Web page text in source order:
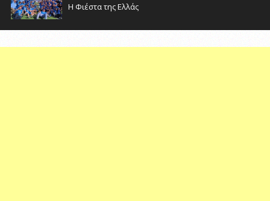
Η Φιέστα της Ελλάς